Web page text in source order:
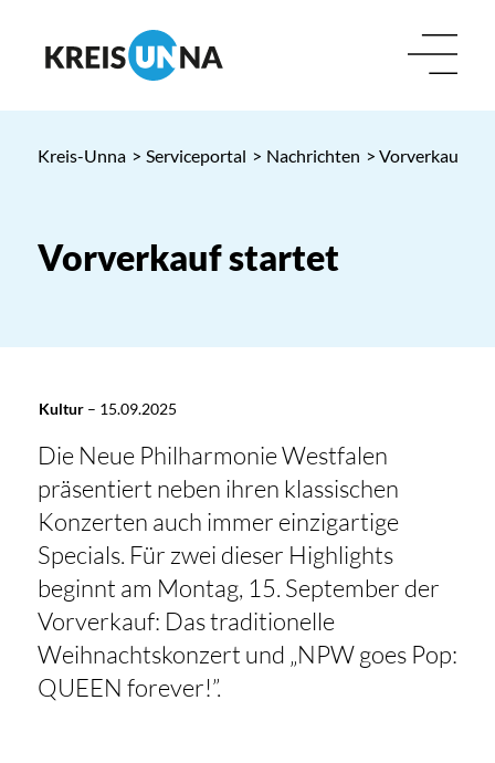
Kreis-Unna > Serviceportal > Nachrichten > Vorverkauf
Vorverkauf startet
Kultur– 15.09.2025
Die Neue Philharmonie Westfalen
präsentiert neben ihren klassischen
Konzerten auch immer einzigartige
Specials. Für zwei dieser Highlights
beginnt am Montag, 15. September der
Vorverkauf: Das traditionelle
Weihnachtskonzert und „NPW goes Pop:
QUEEN forever!”.